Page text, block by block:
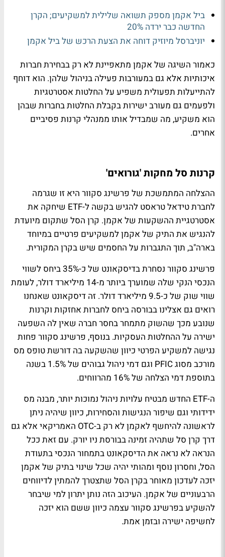
ביל אקמן מספק תשואה שלילית למשקיעים; הקרן
החדשה כבר ירדה 20%
יוניברסל מיוזיק דוחה את הצעת הרכש של ביל אקמן
כאמור השיגה של אקמן מתאפיינת לא רק בבחירת חברות
איכותיות אלא גם במעורבות פעילה בניהול שלהן. הוא דוחף
להתייעלות תפעולית משפיע על החלטות אסטרטגיות
ולפעמים גם מעורב ישירות בקבלת החלטות בחברות שבהן
הוא משקיע, מה שמבדיל אותו ממנהלי קרנות פסיביים
אחרים.
קרנות סל מחקות 'גורואים'
ההצלחה המתמשכת של פרשינג סקוור היא זו שגרמה
לחברת טידאל טראסט להגיש בקשה ל-ETF שיחקה את
אסטרטגיית ההשקעות של אקמן. קרן הסל שתקום מיועדת
להנגיש את התיק של אקמן למשקיעים פרטיים במיוחד
בארה"ב, תוך התגברות על החסמים שיש בקרן המקורית.
פרשינג סקוור נסחרת בדיסקאונט של כ-35% ביחס לשווי
הנכסי הנקי שלה שמוערך ביותר מ-14 מיליארד דולר, לעומת
שווי שוק של כ-9.5 מיליארד דולר. זה דיסקאונט שאנחנו
רואים גם אצלינו בבורסה ביחס לחברות אחזקות וקרנות
שנובע מכך שהשוק מתמחר בחסר חברה שאין לה השפעה
ישירה על ההחלטות העסקיות. בנוסף, פרשינג סקוור פחות
נגישה למשקיע הפרטי כיוון שהשקעה בה דורשת טופס מס
מורכב מסוג PFIC וגם דמי ניהול גבוהים של 1.5% בשנה
בתוספת דמי הצלחה של 16% מהרווחים.
ה-ETF החדש מבטיח עלויות ניהול נמוכות יותר, מבנה מס
ידידותי וגם שיפור הנגישות והסחירות, כיוון שיהיה ניתן
לראשונה להיחשף לאקמן לא רק ב-OTC האמריקאי אלא גם
דרך קרן סל שתהיה זמינה בבורסת ניו יורק. עם זאת ככל
הנראה לא נראה את הדיסקאונט בתמחור הנכסי בתעודת
הסל, וחסרון נוסף ומהותי יהיה שכל שינוי בתיק של אקמן
יזכה לעדכון מאוחר בקרן הסל שתצטרך להמתין לדיווחים
הרבעוניים של אקמן. העיכוב הזה נותן יתרון למי שיבחר
להשקיע בפרשינג סקוור עצמה כיוון ששם הוא יזכה
לחשיפה ישירה ובזמן אמת.